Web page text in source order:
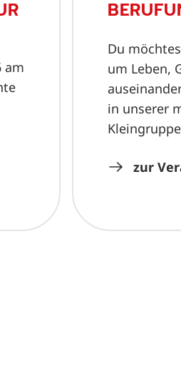
am
Du
um Leben,
in unserer
zur